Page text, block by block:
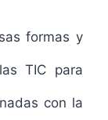
formas y
TIC para
con la